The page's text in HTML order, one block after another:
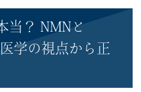
当？ NMNと
学の視点から正